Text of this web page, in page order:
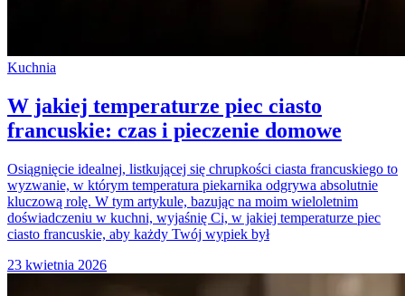
Kuchnia
W jakiej temperaturze piec ciasto
francuskie: czas i pieczenie domowe
Osiągnięcie idealnej, listkującej się chrupkości ciasta francuskiego to
wyzwanie, w którym temperatura piekarnika odgrywa absolutnie
kluczową rolę. W tym artykule, bazując na moim wieloletnim
doświadczeniu w kuchni, wyjaśnię Ci, w jakiej temperaturze piec
ciasto francuskie, aby każdy Twój wypiek był
23 kwietnia 2026